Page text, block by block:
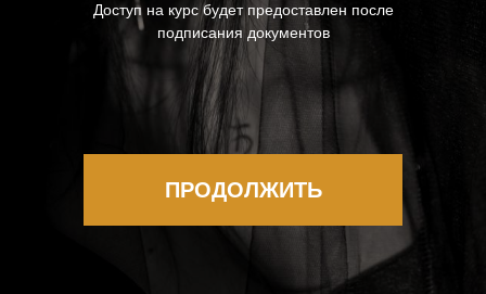
Доступ на курс будет предоставлен после
подписания документов
ПРОДОЛЖИТЬ